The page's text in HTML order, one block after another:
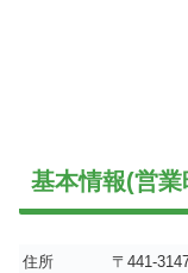
基本情報(営
住所 〒441-